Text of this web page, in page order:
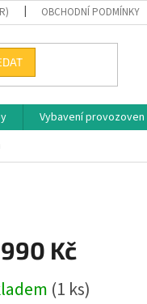
OBCHODNÍ PODMÍNKY
Vybavení provozoven
Kč
(1 ks)